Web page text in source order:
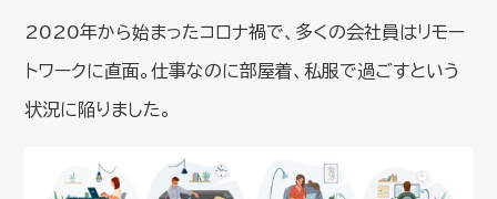
2020年から始まったコロナ禍で、多くの会社員はリモー
トワークに直面。仕事なのに部屋着、私服で過ごすという
状況に陥りました。